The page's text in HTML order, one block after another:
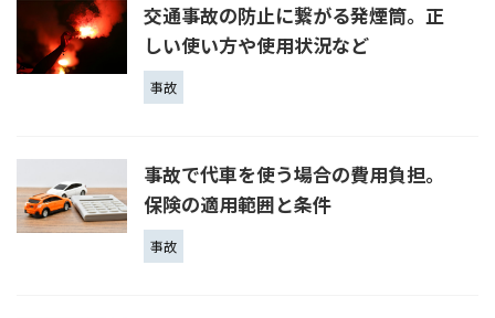
交通事故の防止に繋がる発煙筒。正
しい使い方や使用状況など
事故
事故で代車を使う場合の費用負担。
保険の適用範囲と条件
事故